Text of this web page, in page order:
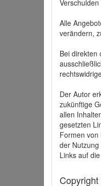
Alle
verändern,
Bei direkten
Der Autor
zukünftige
allen
gesetzten
Formen
der
Links auf
Copyright